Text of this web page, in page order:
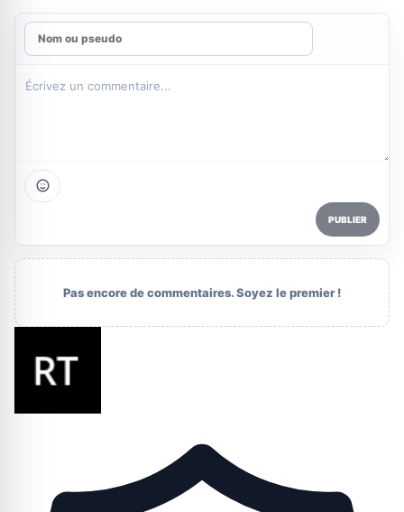
PUBLIER
Pas encore de commentaires. Soyez le premier !